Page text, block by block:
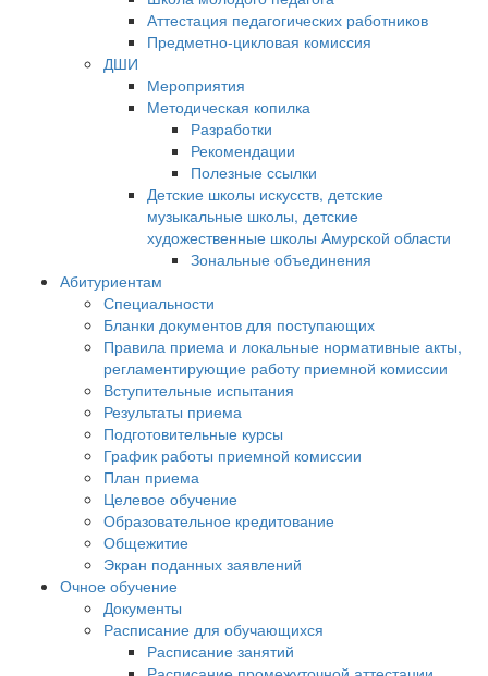
Аттестация педагогических работников
Предметно-цикловая комиссия
ДШИ
Мероприятия
Методическая копилка
Разработки
Рекомендации
Полезные ссылки
Детские школы искусств, детские
музыкальные школы, детские
художественные школы Амурской области
Зональные объединения
Абитуриентам
Специальности
Бланки документов для поступающих
Правила приема и локальные нормативные акты,
регламентирующие работу приемной комиссии
Вступительные испытания
Результаты приема
Подготовительные курсы
График работы приемной комиссии
План приема
Целевое обучение
Образовательное кредитование
Общежитие
Экран поданных заявлений
Очное обучение
Документы
Расписание для обучающихся
Расписание занятий